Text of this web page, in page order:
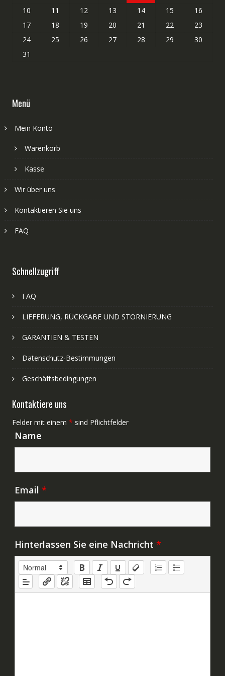
10
11 12 13 14 15
16
17
18 19 20 21 22
23
24
25 26 27 28 29
30
31
Menü
Mein Konto
Warenkorb
Kasse
Wir über uns
Kontaktieren Sie uns
FAQ
Schnellzugriff
FAQ
LIEFERUNG, RÜCKGABE UND STORNIERUNG
GARANTIEN & TESTEN
Datenschutz-Bestimmungen
Geschäftsbedingungen
Kontaktiere uns
Felder mit einem * sind Pflichtfelder
Name
Email *
Hinterlassen Sie eine Nachricht *